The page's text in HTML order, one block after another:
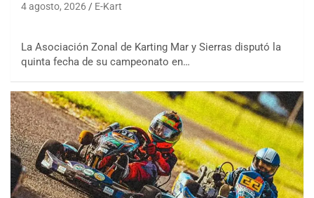
4 agosto, 2026 E-Kart
La Asociación Zonal de Karting Mar y Sierras disputó la
quinta fecha de su campeonato en…